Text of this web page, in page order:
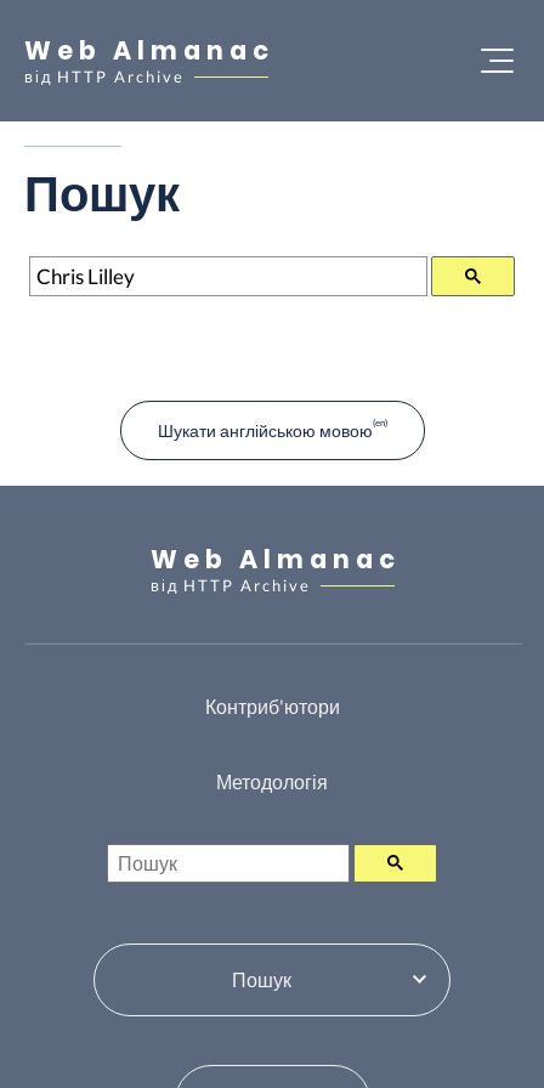
Web Almanac
від HTTP Archive
Пошук
Пошук
Шукати англійською мовою
Web Almanac
від HTTP Archive
Контриб'ютори
Методологія
Пошук
Переключити зміст